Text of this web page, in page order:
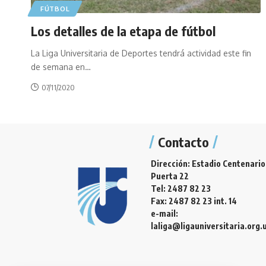
FÚTBOL
Los detalles de la etapa de fútbol
La Liga Universitaria de Deportes tendrá actividad este fin
de semana en…
07/11/2020
Contacto
Dirección: Estadio Centenario
Puerta 22
Tel: 2487 82 23
Fax: 2487 82 23 int. 14
e-mail: